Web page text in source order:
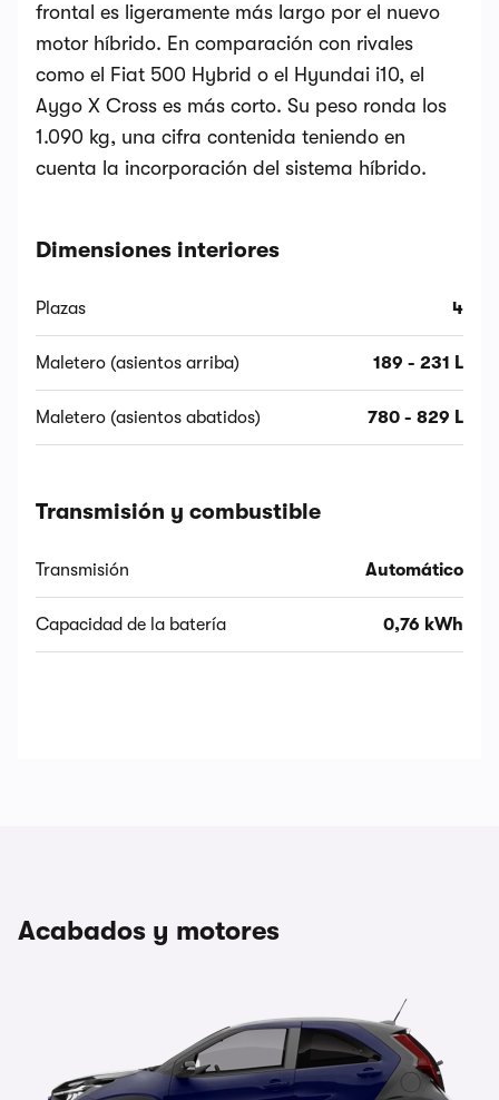
frontal es ligeramente más largo por el nuevo
motor híbrido. En comparación con rivales
como el Fiat 500 Hybrid o el Hyundai i10, el
Aygo X Cross es más corto. Su peso ronda los
1.090 kg, una cifra contenida teniendo en
cuenta la incorporación del sistema híbrido.
Dimensiones interiores
Plazas 4
Maletero (asientos arriba) 189 - 231 L
Maletero (asientos abatidos) 780 - 829 L
Transmisión y combustible
Transmisión Automático
Capacidad de la batería 0,76 kWh
Acabados y motores